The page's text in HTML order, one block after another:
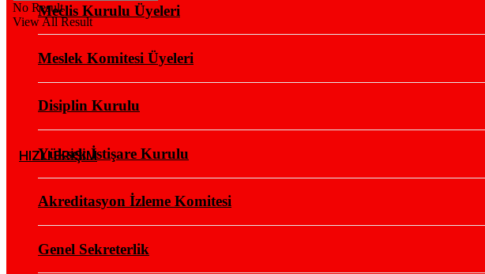
No Result
View All Result
HIZLI ERİŞİM
Meclis Kurulu Üyeleri
Meslek Komitesi Üyeleri
Disiplin Kurulu
Yüksek İstişare Kurulu
Akreditasyon İzleme Komitesi
Genel Sekreterlik